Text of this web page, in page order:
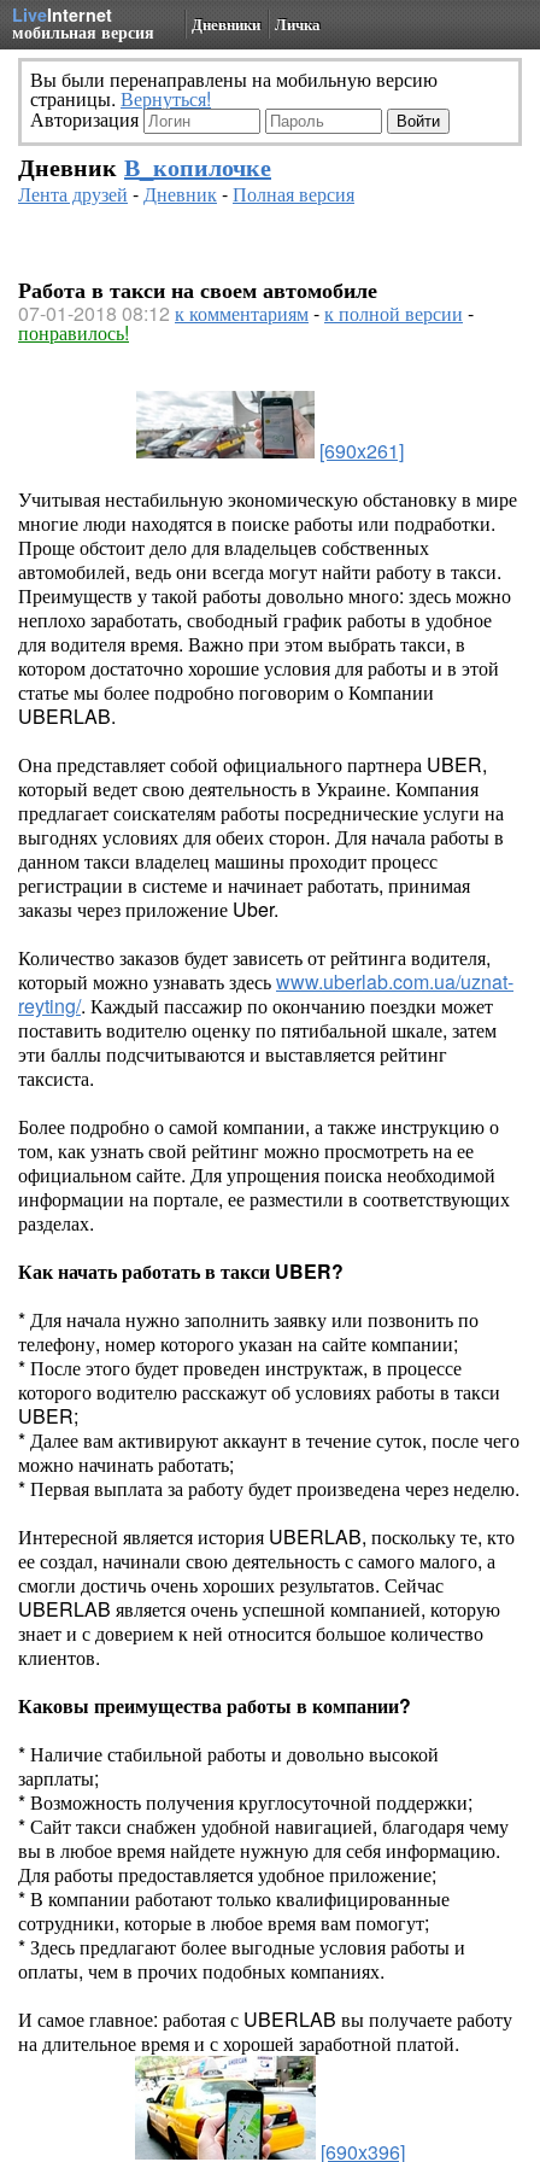
LiveInternet
мобильная версия Дневники Личка
Вы были перенаправлены на мобильную версию
страницы. Вернуться!
Авторизация
Дневник В_копилочке
Лента друзей -Дневник-Полная версия
Работа в такси на своем автомобиле
07-01-2018 08:12 к комментариям-к полной версии -
понравилось!
[690x261]
Учитывая нестабильную экономическую обстановку в мире
многие люди находятся в поиске работы или подработки.
Проще обстоит дело для владельцев собственных
автомобилей, ведь они всегда могут найти работу в такси.
Преимуществ у такой работы довольно много: здесь можно
неплохо заработать, свободный график работы в удобное
для водителя время. Важно при этом выбрать такси, в
котором достаточно хорошие условия для работы и в этой
статье мы более подробно поговорим о Компании
UBERLAB.
Она представляет собой официального партнера UBER,
который ведет свою деятельность в Украине. Компания
предлагает соискателям работы посреднические услуги на
выгоднях условиях для обеих сторон. Для начала работы в
данном такси владелец машины проходит процесс
регистрации в системе и начинает работать, принимая
заказы через приложение Uber.
Количество заказов будет зависеть от рейтинга водителя,
который можно узнавать здесьwww.uberlab.com.ua/uznat-
reyting/. Каждый пассажир по окончанию поездки может
поставить водителю оценку по пятибальной шкале, затем
эти баллы подсчитываются и выставляется рейтинг
таксиста.
Более подробно о самой компании, а также инструкцию о
том, как узнать свой рейтинг можно просмотреть на ее
официальном сайте. Для упрощения поиска необходимой
информации на портале, ее разместили в соответствующих
разделах.
Как начать работать в такси UBER?
* Для начала нужно заполнить заявку или позвонить по
телефону, номер которого указан на сайте компании;
* После этого будет проведен инструктаж, в процессе
которого водителю расскажут об условиях работы в такси
UBER;
* Далее вам активируют аккаунт в течение суток, после чего
можно начинать работать;
* Первая выплата за работу будет произведена через неделю.
Интересной является история UBERLAB, поскольку те, кто
ее создал, начинали свою деятельность с самого малого, а
смогли достичь очень хороших результатов. Сейчас
UBERLAB является очень успешной компанией, которую
знает и с доверием к ней относится большое количество
клиентов.
Каковы преимущества работы в компании?
* Наличие стабильной работы и довольно высокой
зарплаты;
* Возможность получения круглосуточной поддержки;
* Сайт такси снабжен удобной навигацией, благодаря чему
вы в любое время найдете нужную для себя информацию.
Для работы предоставляется удобное приложение;
* В компании работают только квалифицированные
сотрудники, которые в любое время вам помогут;
* Здесь предлагают более выгодные условия работы и
оплаты, чем в прочих подобных компаниях.
И самое главное: работая с UBERLAB вы получаете работу
на длительное время и с хорошей заработной платой.
[690x396]